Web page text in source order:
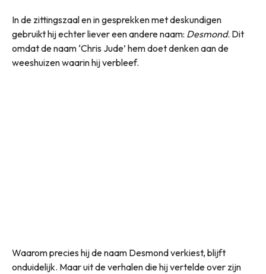
In de zittingszaal en in gesprekken met deskundigen
gebruikt hij echter liever een andere naam: Desmond. Dit
omdat de naam ‘Chris Jude’ hem doet denken aan de
weeshuizen waarin hij verbleef.
Waarom precies hij de naam Desmond verkiest, blijft
onduidelijk. Maar uit de verhalen die hij vertelde over zijn